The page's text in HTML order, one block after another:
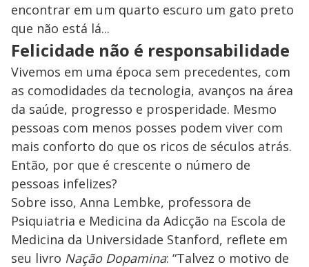
encontrar em um quarto escuro um gato preto
que não está lá...
Felicidade não é responsabilidade
Vivemos em uma época sem precedentes, com
as comodidades da tecnologia, avanços na área
da saúde, progresso e prosperidade. Mesmo
pessoas com menos posses podem viver com
mais conforto do que os ricos de séculos atrás.
Então, por que é crescente o número de
pessoas infelizes?
Sobre isso, Anna Lembke, professora de
Psiquiatria e Medicina da Adicção na Escola de
Medicina da Universidade Stanford, reflete em
seu livro Nação Dopamina: “Talvez o motivo de